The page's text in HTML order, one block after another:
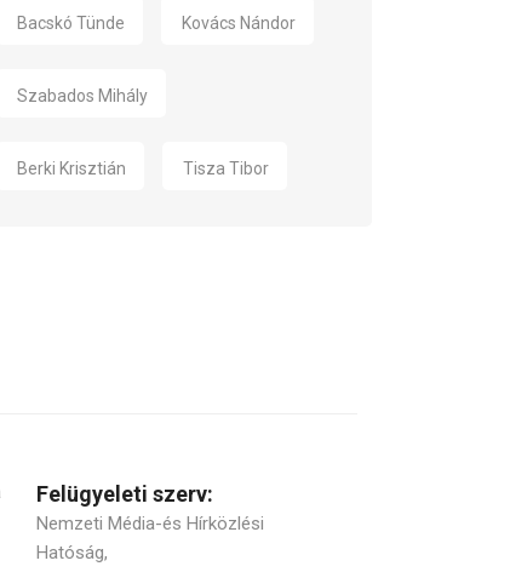
Bacskó Tünde Kovács Nándor
Szabados Mihály
Berki Krisztián Tisza Tibor
Felügyeleti szerv:
Nemzeti Média-és Hírközlési
Hatóság,